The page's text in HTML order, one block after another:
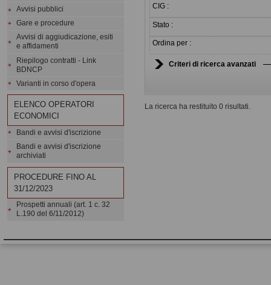
CIG :
Stato :
Ordina per :
Criteri di ricerca avanzati
La ricerca ha restituito 0 risultati.
Avvisi pubblici
Gare e procedure
Avvisi di aggiudicazione, esiti
e affidamenti
Riepilogo contratti - Link
BDNCP
Varianti in corso d'opera
ELENCO OPERATORI
ECONOMICI
Bandi e avvisi d'iscrizione
Bandi e avvisi d'iscrizione
archiviati
PROCEDURE FINO AL
31/12/2023
Prospetti annuali (art. 1 c. 32
L.190 del 6/11/2012)